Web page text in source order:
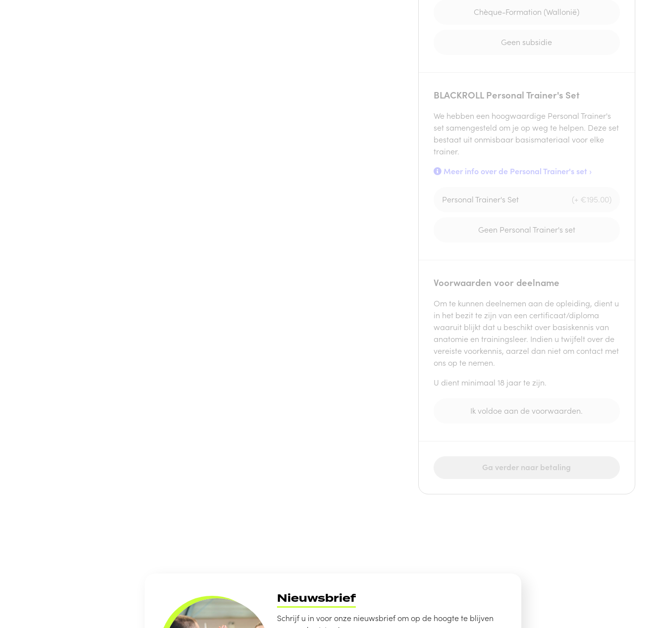
Chèque-Formation (Wallonië)
Geen subsidie
BLACKROLL Personal Trainer's Set
We hebben een hoogwaardige Personal Trainer's
set samengesteld om je op weg te helpen. Deze set
bestaat uit onmisbaar basismateriaal voor elke
trainer.
Meer info over de Personal Trainer's set ›
Personal Trainer's Set (+ €195.00)
Geen Personal Trainer's set
Voorwaarden voor deelname
Om te kunnen deelnemen aan de opleiding, dient u
in het bezit te zijn van een certificaat/diploma
waaruit blijkt dat u beschikt over basiskennis van
anatomie en trainingsleer. Indien u twijfelt over de
vereiste voorkennis, aarzel dan niet om contact met
ons op te nemen.
U dient minimaal 18 jaar te zijn.
Ik voldoe aan de voorwaarden.
Ga verder naar betaling
Nieuwsbrief
Schrijf u in voor onze nieuwsbrief om op de hoogte te blijven